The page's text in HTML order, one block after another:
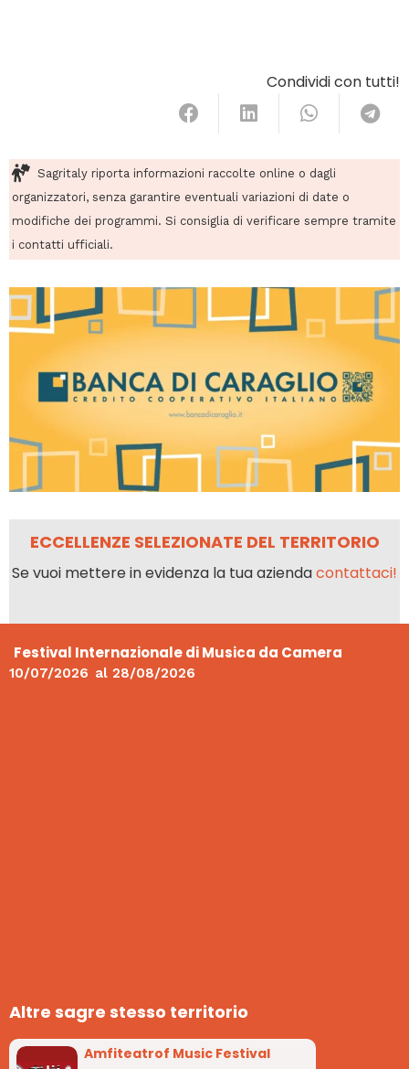
Condividi con tutti!
Sagritaly riporta informazioni raccolte online o dagli
organizzatori, senza garantire eventuali variazioni di date o
modifiche dei programmi. Si consiglia di verificare sempre tramite
i contatti ufficiali.
ECCELLENZE SELEZIONATE DEL TERRITORIO
Se vuoi mettere in evidenza la tua aziendacontattaci!
Festival Internazionale di Musica da Camera
10/07/2026 al 28/08/2026
Altre sagre stesso territorio
Amfiteatrof Music Festival